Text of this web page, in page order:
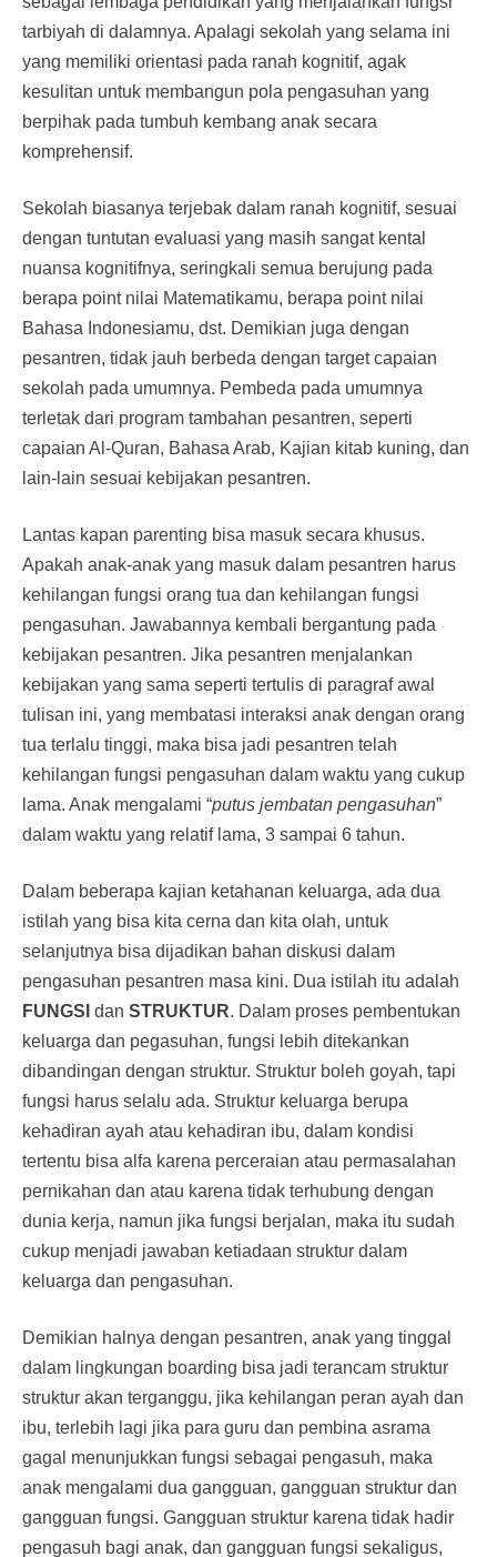
tarbiyah di dalamnya. Apalagi sekolah yang selama ini
yang memiliki orientasi pada ranah kognitif, agak
kesulitan untuk membangun pola pengasuhan yang
berpihak pada tumbuh kembang anak secara
komprehensif.
Sekolah biasanya terjebak dalam ranah kognitif, sesuai
dengan tuntutan evaluasi yang masih sangat kental
nuansa kognitifnya, seringkali semua berujung pada
berapa point nilai Matematikamu, berapa point nilai
Bahasa Indonesiamu, dst. Demikian juga dengan
pesantren, tidak jauh berbeda dengan target capaian
sekolah pada umumnya. Pembeda pada umumnya
terletak dari program tambahan pesantren, seperti
capaian Al-Quran, Bahasa Arab, Kajian kitab kuning, dan
lain-lain sesuai kebijakan pesantren.
Lantas kapan parenting bisa masuk secara khusus.
Apakah anak-anak yang masuk dalam pesantren harus
kehilangan fungsi orang tua dan kehilangan fungsi
pengasuhan. Jawabannya kembali bergantung pada
kebijakan pesantren. Jika pesantren menjalankan
kebijakan yang sama seperti tertulis di paragraf awal
tulisan ini, yang membatasi interaksi anak dengan orang
tua terlalu tinggi, maka bisa jadi pesantren telah
kehilangan fungsi pengasuhan dalam waktu yang cukup
lama. Anak mengalami “putus jembatan pengasuhan”
dalam waktu yang relatif lama, 3 sampai 6 tahun.
Dalam beberapa kajian ketahanan keluarga, ada dua
istilah yang bisa kita cerna dan kita olah, untuk
selanjutnya bisa dijadikan bahan diskusi dalam
pengasuhan pesantren masa kini. Dua istilah itu adalah
FUNGSI dan STRUKTUR. Dalam proses pembentukan
keluarga dan pegasuhan, fungsi lebih ditekankan
dibandingan dengan struktur. Struktur boleh goyah, tapi
fungsi harus selalu ada. Struktur keluarga berupa
kehadiran ayah atau kehadiran ibu, dalam kondisi
tertentu bisa alfa karena perceraian atau permasalahan
pernikahan dan atau karena tidak terhubung dengan
dunia kerja, namun jika fungsi berjalan, maka itu sudah
cukup menjadi jawaban ketiadaan struktur dalam
keluarga dan pengasuhan.
Demikian halnya dengan pesantren, anak yang tinggal
dalam lingkungan boarding bisa jadi terancam struktur
struktur akan terganggu, jika kehilangan peran ayah dan
ibu, terlebih lagi jika para guru dan pembina asrama
gagal menunjukkan fungsi sebagai pengasuh, maka
anak mengalami dua gangguan, gangguan struktur dan
gangguan fungsi. Gangguan struktur karena tidak hadir
pengasuh bagi anak, dan gangguan fungsi sekaligus,